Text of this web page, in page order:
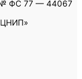
№ ФС 77 — 44067